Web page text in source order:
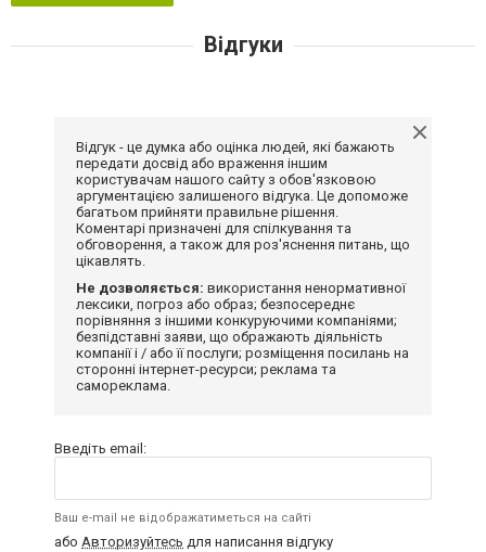
Відгуки
Відгук - це думка або оцінка людей, які бажають
передати досвід або враження іншим
користувачам нашого сайту з обов'язковою
аргументацією залишеного відгука. Це допоможе
багатьом прийняти правильне рішення.
Коментарі призначені для спілкування та
обговорення, а також для роз'яснення питань, що
цікавлять.
Не дозволяється: використання ненормативної
лексики, погроз або образ; безпосереднє
порівняння з іншими конкуруючими компаніями;
безпідставні заяви, що ображають діяльність
компанії і / або її послуги; розміщення посилань на
сторонні інтернет-ресурси; реклама та
самореклама.
Введіть email:
Ваш e-mail не відображатиметься на сайті
або Авторизуйтесь для написання відгуку